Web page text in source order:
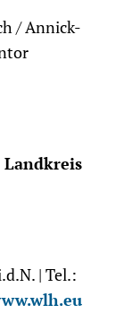
/ Annick-
| Tel.: